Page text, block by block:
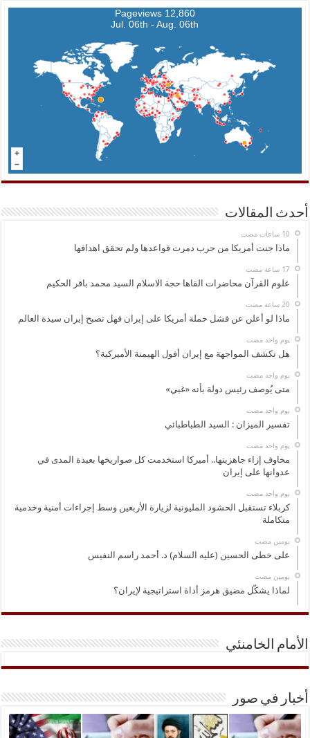
12,860 Pageviews
Jul. 06th - Aug. 06th
أحدث المقالات
ماذا جنت أمريكا من حرب دمرت قواعدها ولم تحقق اهدافها
علوم القرآن محاضرات القاها حجة الاسلام السيد محمد باقر الحكيم
ماذا لو أعلن عن فشل حملة أمريكا على إيران فهل تصبح إيران سيدة العالم
‏يوم واحد مضت
هل تكشف المواجهة مع إيران أفول الهيمنة الأميركية؟
‏يوم واحد مضت
متى يُوصف رئيس دولة بأنه «غبي»
‏يوم واحد مضت
تفسير الميزان : السيد الطباطبائي
‏يوم واحد مضت
مخاوف إزاء جاهزيتها.. أميركا استخدمت كل صواريخها بعيدة المدى في
عدوانها على إيران
‏يوم واحد مضت
كربلاء تستقبل الحشود المليونية لزيارة الأربعين وسط إجراءات أمنية وخدمية
متكاملة
‏يومين مضت
على خطى الحسين (عليه السلام) د. أحمد راسم النفيس
‏يومين مضت
لماذا يشكّل مضيق هرمز أداة استراتيجية لإيران؟
الأمام الخامنئي
أخبار في صور